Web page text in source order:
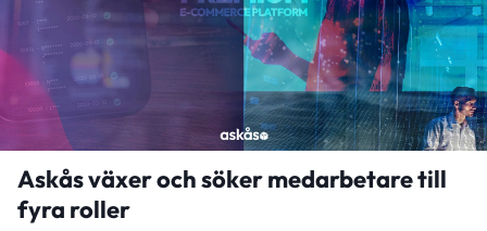
Askås växer och söker medarbetare till
fyra roller